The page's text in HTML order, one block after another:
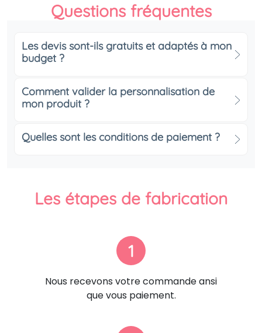
Questions fréquentes
Les devis sont-ils gratuits et adaptés à mon
budget ?
Comment valider la personnalisation de
mon produit ?
Quelles sont les conditions de paiement ?
Les étapes de fabrication
1
Nous recevons votre commande ansi
que vous paiement.